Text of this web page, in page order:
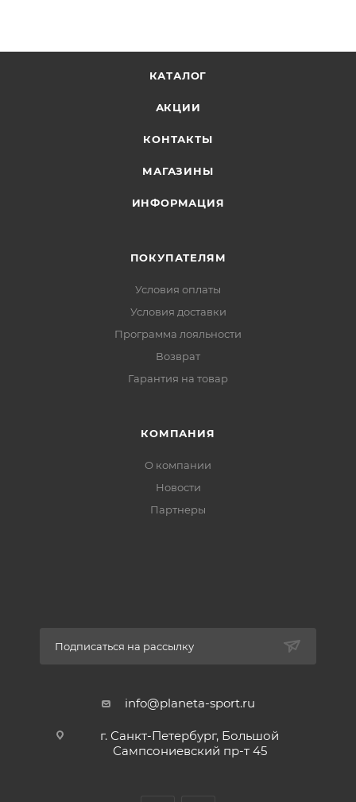
КАТАЛОГ
АКЦИИ
КОНТАКТЫ
МАГАЗИНЫ
ИНФОРМАЦИЯ
ПОКУПАТЕЛЯМ
Условия оплаты
Условия доставки
Программа лояльности
Возврат
Гарантия на товар
КОМПАНИЯ
О компании
Новости
Партнеры
Подписаться на рассылку
info@planeta-sport.ru
г. Санкт-Петербург, Большой
Сампсониевский пр-т 45